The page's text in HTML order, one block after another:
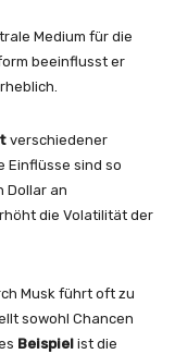
Medium für die
beeinflusst er
verschiedener
Einflüsse sind so
Dollar an
die Volatilität der
Musk führt oft zu
sowohl Chancen
Beispiel ist die